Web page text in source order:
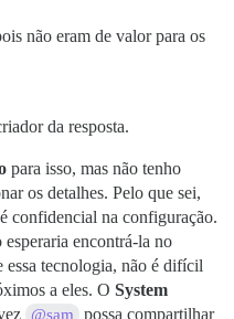
não eram de valor para os
da resposta.
para isso, mas não tenho
os detalhes. Pelo que sei,
confidencial na configuração.
encontrá-la no
tecnologia, não é difícil
a eles. O System
@sam possa compartilhar